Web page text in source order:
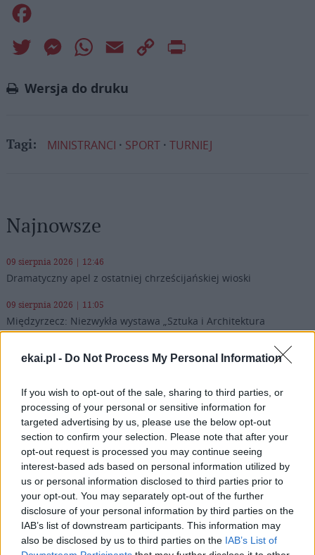
ekai.pl - Do Not Process My Personal Information
If you wish to opt-out of the sale, sharing to third parties, or
processing of your personal or sensitive information for
targeted advertising by us, please use the below opt-out
section to confirm your selection. Please note that after your
opt-out request is processed you may continue seeing
interest-based ads based on personal information utilized by
us or personal information disclosed to third parties prior to
your opt-out. You may separately opt-out of the further
disclosure of your personal information by third parties on the
IAB’s list of downstream participants. This information may
also be disclosed by us to third parties on the IAB’s List of
Twitter MessengerWhatsApp
Email
Copy
Wersja do druku
Tagi: MINISTRANCI SPORT TURNIEJ
Najnowsze
09 sierpnia 2026 | 12:46
Dramatyczny apel z ostatniej chrześcijańskiej wioski
09 sierpnia 2026 | 11:05
Międzyrzecz: Niezwykła wystawa „Sztuka i Architektura
Biskupstwa Lubuskiego”
09 sierpnia 2026 | 10:06
Edytę Stein
09 sierpnia 2026 | 09:58
Pielgrzymi u patrona diecezji w Jędrzejowie
Popularne